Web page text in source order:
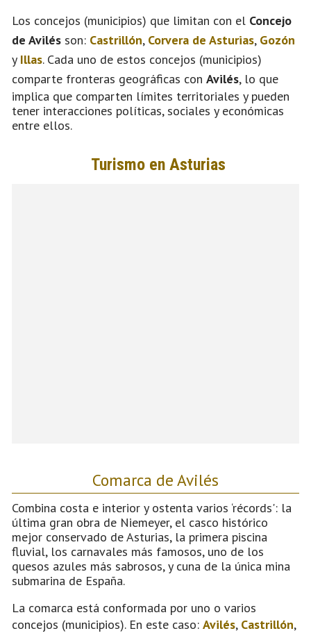
Los concejos (municipios) que limitan con el Concejo
de Avilés son: Castrillón, Corvera de Asturias, Gozón
y Illas. Cada uno de estos concejos (municipios)
comparte fronteras geográficas con Avilés, lo que
implica que comparten límites territoriales y pueden
tener interacciones políticas, sociales y económicas
entre ellos.
Comarca de Avilés
Combina costa e interior y ostenta varios ‘récords': la
última gran obra de Niemeyer, el casco histórico
mejor conservado de Asturias, la primera piscina
fluvial, los carnavales más famosos, uno de los
quesos azules más sabrosos, y cuna de la única mina
submarina de España.
La comarca está conformada por uno o varios
concejos (municipios). En este caso: Avilés, Castrillón,